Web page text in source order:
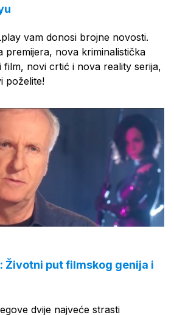
vam donosi brojne novosti.
premijera, nova kriminalistička
film, novi crtić i nova reality serija,
poželite!
Životni put filmskog genija i
dvije najveće strasti